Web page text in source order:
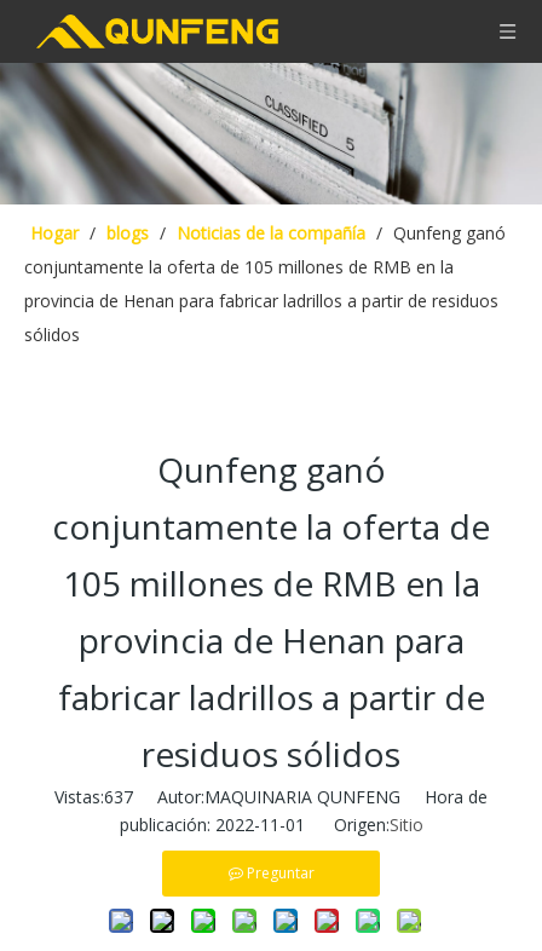
Hogar / blogs / Noticias de la compañía / Qunfeng ganó
conjuntamente la oferta de 105 millones de RMB en la
provincia de Henan para fabricar ladrillos a partir de residuos
sólidos
Qunfeng ganó
conjuntamente la oferta de
105 millones de RMB en la
provincia de Henan para
fabricar ladrillos a partir de
residuos sólidos
Vistas:637 Autor:MAQUINARIA QUNFENG Hora de
publicación: 2022-11-01 Origen:Sitio
Preguntar